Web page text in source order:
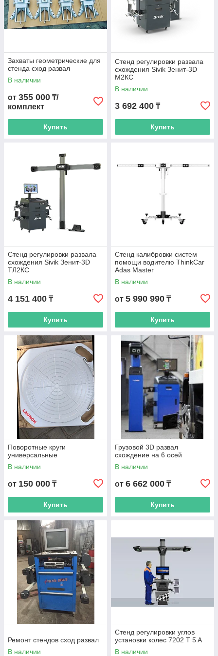
Захваты геометрические для
стенда сход развал
В наличии
от 355 000 ₸/
комплект
Купить
Стенд регулировки развала
схождения Sivik Зенит-3D
М2КС
В наличии
3 692 400 ₸
Купить
Стенд регулировки развала
схождения Sivik Зенит-3D
ТЛ2КС
В наличии
4 151 400 ₸
Купить
Стенд калибровки систем
помощи водителю ThinkCar
Adas Master
В наличии
от 5 990 990 ₸
Купить
Поворотные круги
универсальные
В наличии
от 150 000 ₸
Купить
Грузовой 3D развал
схождение на 6 осей
В наличии
от 6 662 000 ₸
Купить
Ремонт стендов сход развал
В наличии
Стенд регулировки углов
установки колес 7202 T 5 A
В наличии